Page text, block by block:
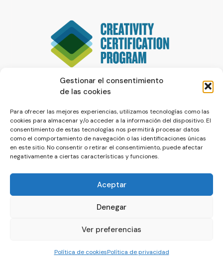
Gestionar el consentimiento
de las cookies
Para ofrecer las mejores experiencias, utilizamos tecnologías como las
cookies para almacenar y/o acceder a la información del dispositivo. El
consentimiento de estas tecnologías nos permitirá procesar datos
como el comportamiento de navegación o las identificaciones únicas
en este sitio. No consentir o retirar el consentimiento, puede afectar
negativamente a ciertas características y funciones.
Aceptar
Denegar
Ver preferencias
Política de cookiesPolítica de privacidad
© La Servilleta - El Blog de Paco Prieto
Política de cookiesPolítica de privacidad